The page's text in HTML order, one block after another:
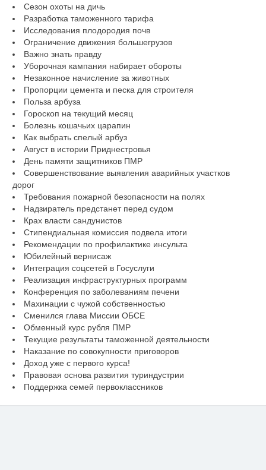
Сезон охоты на дичь
Разработка таможенного тарифа
Исследования плодородия почв
Ограничение движения большегрузов
Важно знать правду
Уборочная кампания набирает обороты
Незаконное начисление за животных
Пропорции цемента и песка для строителя
Польза арбуза
Гороскоп на текущий месяц
Болезнь кошачьих царапин
Как выбрать спелый арбуз
Август в истории Приднестровья
День памяти защитников ПМР
Совершенствование выявления аварийных участков
дорог
Требования пожарной безопасности на полях
Надзиратель предстанет перед судом
Крах власти сандунистов
Стипендиальная комиссия подвела итоги
Рекомендации по профилактике инсульта
Юбилейный вернисаж
Интеграция соцсетей в Госуслуги
Реализация инфраструктурных программ
Конференция по заболеваниям печени
Махинации с чужой собственностью
Сменился глава Миссии ОБСЕ
Обменный курс рубля ПМР
Текущие результаты таможенной деятельности
Наказание по совокупности приговоров
Доход уже с первого курса!
Правовая основа развития туриндустрии
Поддержка семей первоклассников